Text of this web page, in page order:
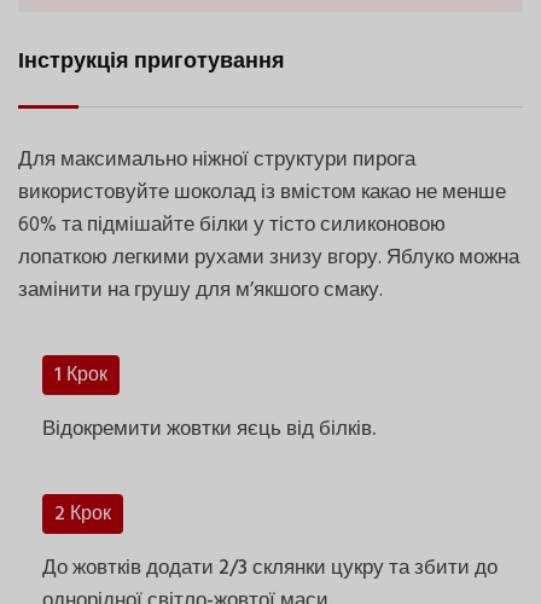
Інструкція приготування
Для максимально ніжної структури пирога
використовуйте шоколад із вмістом какао не менше
60% та підмішайте білки у тісто силиконовою
лопаткою легкими рухами знизу вгору. Яблуко можна
замінити на грушу для м’якшого смаку.
1 Крок
Відокремити жовтки яєць від білків.
2 Крок
До жовтків додати 2/3 склянки цукру та збити до